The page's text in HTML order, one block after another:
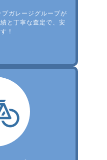
ガレージグループが
と丁寧な査定で、安
！